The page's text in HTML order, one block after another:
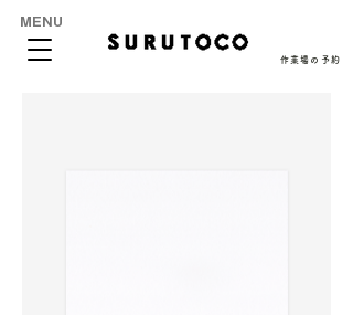
MENU
作業場の予約